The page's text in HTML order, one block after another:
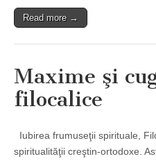
Read more →
Maxime şi
filocalice
Iubirea frumuseţii spirituale,
spiritualităţii creştin-ortodoxe.